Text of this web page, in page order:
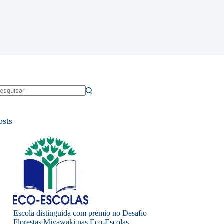
Escola distinguida com prémio no Desafio